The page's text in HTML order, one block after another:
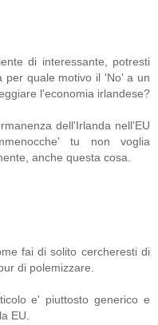
di interessante, potresti
per quale motivo il 'No' a un
l'economia irlandese?
dell'Irlanda nell'EU
tu non voglia
anche questa cosa.
fai di solito cercheresti di
di polemizzare.
e' piuttosto generico e
EU.